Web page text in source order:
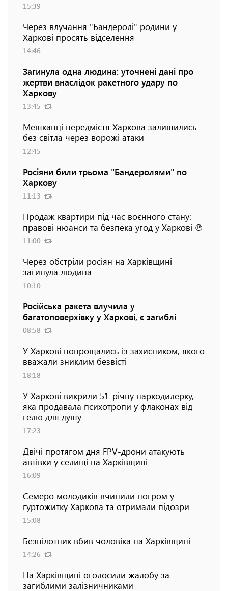
15:39
Через влучання "Бандеролі" родини у
Харкові просять відселення
14:46
Загинула одна людина: уточнені дані про
жертви внаслідок ракетного удару по
Харкову
13:45
Мешканці передмістя Харкова залишились
без світла через ворожі атаки
12:45
Росіяни били трьома "Бандеролями" по
Харкову
11:13
Продаж квартири під час воєнного стану:
правові нюанси та безпека угод у Харкові ℗
11:00
Через обстріли росіян на Харківщині
загинула людина
10:10
Російська ракета влучила у
багатоповерхівку у Харкові, є загиблі
08:58
У Харкові попрощались із захисником, якого
вважали зниклим безвісті
18:18
У Харкові викрили 51-річну наркодилерку,
яка продавала психотропи у флаконах від
гелю для душу
17:23
Двічі протягом дня FPV-дрони атакують
автівки у селищі на Харківщині
16:09
Семеро молодиків вчинили погром у
гуртожитку Харкова та отримали підозри
15:08
Безпілотник вбив чоловіка на Харківщині
14:26
На Харківщині оголосили жалобу за
загиблими залізничниками